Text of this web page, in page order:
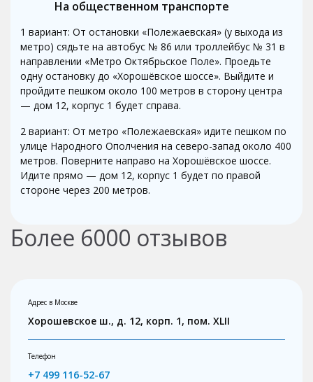
На общественном транспорте
1 вариант: От остановки «Полежаевская» (у выхода из
метро) сядьте на автобус № 86 или троллейбус № 31 в
направлении «Метро Октябрьское Поле». Проедьте
одну остановку до «Хорошёвское шоссе». Выйдите и
пройдите пешком около 100 метров в сторону центра
— дом 12, корпус 1 будет справа.
2 вариант: От метро «Полежаевская» идите пешком по
улице Народного Ополчения на северо-запад около 400
метров. Поверните направо на Хорошёвское шоссе.
Идите прямо — дом 12, корпус 1 будет по правой
стороне через 200 метров.
Более 6000 отзывов
Адрес в Москве
Хорошевское ш., д. 12, корп. 1, пом. XLII
Телефон
+7 499 116-52-67